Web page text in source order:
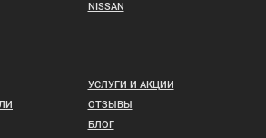
NISSAN
УСЛУГИ И АКЦИИ
ОТЗЫВЫ
БЛОГ